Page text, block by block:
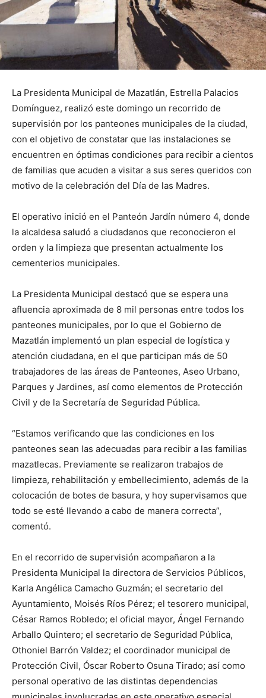
La Presidenta Municipal de Mazatlán, Estrella Palacios
Domínguez, realizó este domingo un recorrido de
supervisión por los panteones municipales de la ciudad,
con el objetivo de constatar que las instalaciones se
encuentren en óptimas condiciones para recibir a cientos
de familias que acuden a visitar a sus seres queridos con
motivo de la celebración del Día de las Madres.
El operativo inició en el Panteón Jardín número 4, donde
la alcaldesa saludó a ciudadanos que reconocieron el
orden y la limpieza que presentan actualmente los
cementerios municipales.
La Presidenta Municipal destacó que se espera una
afluencia aproximada de 8 mil personas entre todos los
panteones municipales, por lo que el Gobierno de
Mazatlán implementó un plan especial de logística y
atención ciudadana, en el que participan más de 50
trabajadores de las áreas de Panteones, Aseo Urbano,
Parques y Jardines, así como elementos de Protección
Civil y de la Secretaría de Seguridad Pública.
“Estamos verificando que las condiciones en los
panteones sean las adecuadas para recibir a las familias
mazatlecas. Previamente se realizaron trabajos de
limpieza, rehabilitación y embellecimiento, además de la
colocación de botes de basura, y hoy supervisamos que
todo se esté llevando a cabo de manera correcta”,
comentó.
En el recorrido de supervisión acompañaron a la
Presidenta Municipal la directora de Servicios Públicos,
Karla Angélica Camacho Guzmán; el secretario del
Ayuntamiento, Moisés Ríos Pérez; el tesorero municipal,
César Ramos Robledo; el oficial mayor, Ángel Fernando
Arballo Quintero; el secretario de Seguridad Pública,
Othoniel Barrón Valdez; el coordinador municipal de
Protección Civil, Óscar Roberto Osuna Tirado; así como
personal operativo de las distintas dependencias